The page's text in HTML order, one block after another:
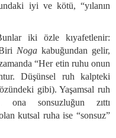
iyi ve kötü, “yılanın
iki özle kıyafetlenir:
Nogakabuğundan gelir,
“Her etin ruhu onun
Düşünsel ruh kalpteki
gibi). Yaşamsal ruh
ona sonsuzluğun zıttı
kutsal ruha ise “sonsuz”